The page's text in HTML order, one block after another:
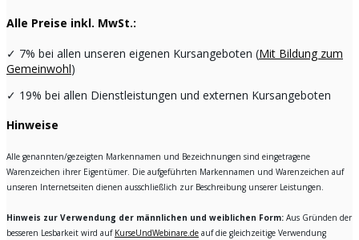
Alle Preise inkl. MwSt.:
✓ 7% bei allen unseren eigenen Kursangeboten (Mit Bildung zum
Gemeinwohl)
✓ 19% bei allen Dienstleistungen und externen Kursangeboten
Hinweise
Alle genannten/gezeigten Markennamen und Bezeichnungen sind eingetragene
Warenzeichen ihrer Eigentümer. Die aufgeführten Markennamen und Warenzeichen auf
unseren Internetseiten dienen ausschließlich zur Beschreibung unserer Leistungen.
Hinweis zur Verwendung der männlichen und weiblichen Form: Aus Gründen der
besseren Lesbarkeit wird auf KurseUndWebinare.de auf die gleichzeitige Verwendung